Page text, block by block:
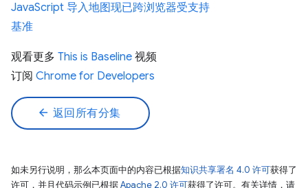
JavaScript 导入地图现已跨浏览器受支持
基准
观看更多 This is Baseline 视频
订阅 Chrome for Developers
arrow_back 返回所有分集
如未另行说明，那么本页面中的内容已根据知识共享署名 4.0 许可获得了
许可，并且代码示例已根据Apache 2.0 许可获得了许可。有关详情，请